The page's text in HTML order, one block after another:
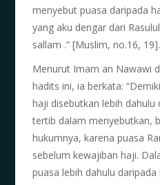
menyebut puasa daripada
yang aku dengar dari
sallam .” [Muslim, no.16, 19].
Menurut Imam an Nawawi
hadits ini, ia berkata:
haji disebutkan lebih dahulu
tertib dalam menyebutkan,
hukumnya, karena puasa
sebelum kewajiban haji.
puasa lebih dahulu daripada